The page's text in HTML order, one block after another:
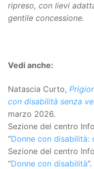
ripreso, con lievi
gentile concessione.
Vedi anche:
Natascia Curto,
con disabilità senza
marzo 2026.
Sezione del centro
“Donne con
Sezione del centro
“Donne con disabilità”.